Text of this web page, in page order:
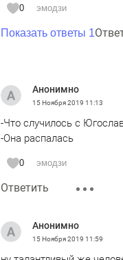
0 эмодзи
Показать ответы 1
Анонимно
15 Ноября 2019 11:13
-Что случилось с
-Она распалась
0 эмодзи
Ответить
Анонимно
15 Ноября 2019 11:59